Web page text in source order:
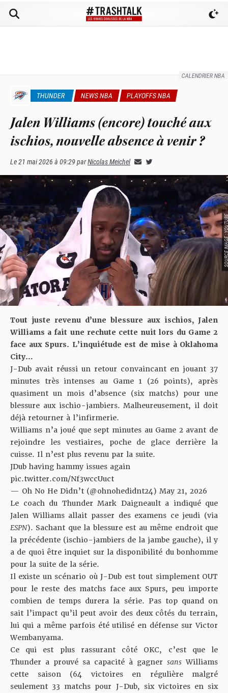
CALENDRIER NBA
THUNDER NEWS NBA PLAYOFFS NBA
Jalen Williams (encore) touché aux
ischios, nouvelle absence à venir ?
Le21 mai 2026 à 09:29parNicolas Meichel
SOURCE
Tout juste revenu d’une blessure aux ischios, Jalen
Williams a fait une rechute cette nuit lors du Game 2
face aux Spurs. L’inquiétude est de mise à Oklahoma
City…
J-Dub avait réussi un retour convaincant en jouant 37
minutes très intenses au Game 1 (26 points), après
quasiment un mois d’absence (six matchs) pour une
blessure aux ischio-jambiers. Malheureusement, il doit
déjà retourner à l’infirmerie.
Williams n’a joué que sept minutes au Game 2 avant de
rejoindre les vestiaires, poche de glace derrière la
cuisse. Il n’est plus revenu par la suite.
JDub having hammy issues again
pic.twitter.com/Nf3wccUuct
— Oh No He Didn’t (@ohnohedidnt24) May 21, 2026
Le coach du Thunder Mark Daigneault a indiqué que
Jalen Williams allait passer des examens ce jeudi (via
ESPN). Sachant que la blessure est au même endroit que
la précédente (ischio-jambiers de la jambe gauche), il y
a de quoi être inquiet sur la disponibilité du bonhomme
pour la suite de la série.
Il existe un scénario où J-Dub est tout simplement OUT
pour le reste des matchs face aux Spurs, peu importe
combien de temps durera la série. Pas top quand on
sait l’impact qu’il peut avoir des deux côtés du terrain,
lui qui a même parfois été utilisé en défense sur Victor
Wembanyama.
Ce qui est plus rassurant côté OKC, c’est que le
Thunder a prouvé sa capacité à gagner sans Williams
cette saison (64 victoires en régulière malgré
seulement 33 matchs pour J-Dub, six victoires en six